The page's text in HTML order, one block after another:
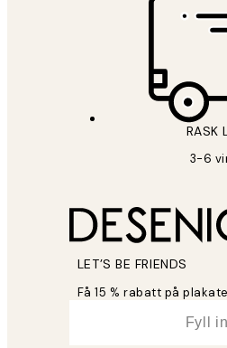
RASK
3-6
LET’S BE FRIENDS
Få 15 % rabatt på